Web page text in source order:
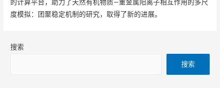
的计算平台，助力了天然有机物质—重金属阳离子相互作用的多尺
度模拟：团聚稳定机制的研究，取得了新的进展。
搜索
搜索